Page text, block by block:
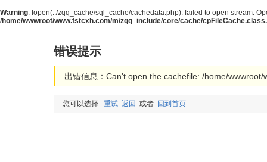
Warning: fopen(../zqq_cache/sql_cache/cachedata.php): failed to open stream:
/home/wwwroot/www.fstcxh.com/m/zqq_include/core/cache/
错误提示
出错信息：Can't open the cachefile: /home/
您可以选择 重试 返回 或者 回到首页